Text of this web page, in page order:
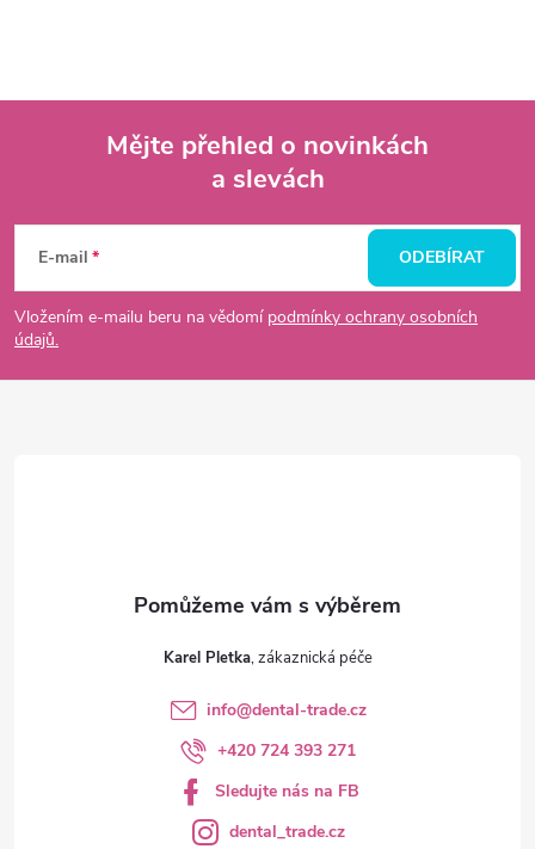
p
a
Mějte přehled o novinkách
a slevách
E-mail
Vložením e-mailu beru na vědomí podmínky ochrany osobních
údajů.
ODEBÍRAT
Karel Pletka
info@dental-trade.cz
+420 724 393 271
Sledujte nás na FB
dental_trade.cz